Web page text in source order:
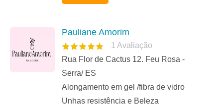
Pauliane Amorim
1 Avaliação
Rua Flor de Cactus 12. Feu Rosa -
Serra/ ES
Alongamento em gel /fibra de vidro
Unhas resistência e Beleza